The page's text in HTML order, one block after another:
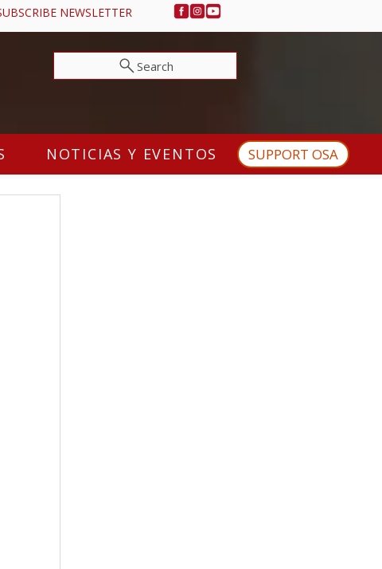
NEWSLETTER
Search
NOTICIAS Y EVENTOS SUPPORT OSA